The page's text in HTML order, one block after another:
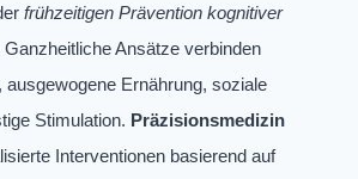
frühzeitigen Prävention kognitiver
Ganzheitliche Ansätze verbinden
ausgewogene Ernährung, soziale
Stimulation. Präzisionsmedizin
Interventionen basierend auf